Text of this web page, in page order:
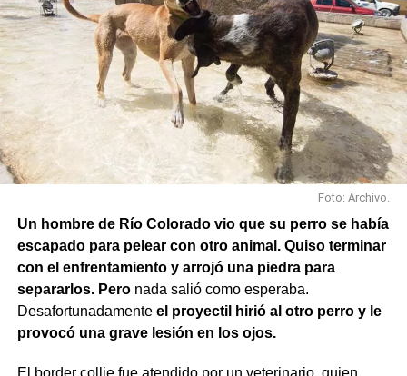
Foto: Archivo.
Un hombre de Río Colorado vio que su perro se había
escapado para pelear con otro animal. Quiso terminar
con el enfrentamiento y arrojó una piedra para
separarlos. Peronada salió como esperaba.
Desafortunadamente el proyectil hirió al otro perro y le
provocó una grave lesión en los ojos.
El border collie fue atendido por un veterinario, quien